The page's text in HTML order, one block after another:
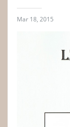
Mar 18, 2015